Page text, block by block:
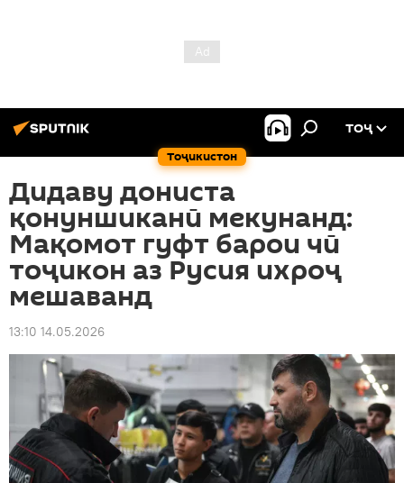
Тоҷикистон
ТОҶ
Дидаву дониста
қонуншиканӣ мекунанд:
Мақомот гуфт барои чӣ
тоҷикон аз Русия ихроҷ
мешаванд
13:10 14.05.2026